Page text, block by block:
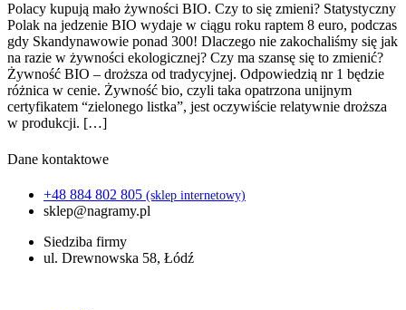
Polacy kupują mało żywności BIO. Czy to się zmieni? Statystyczny
Polak na jedzenie BIO wydaje w ciągu roku raptem 8 euro, podczas
gdy Skandynawowie ponad 300! Dlaczego nie zakochaliśmy się jak
na razie w żywności ekologicznej? Czy ma szansę się to zmienić?
Żywność BIO – droższa od tradycyjnej. Odpowiedzią nr 1 będzie
różnica w cenie. Żywność bio, czyli taka opatrzona unijnym
certyfikatem “zielonego listka”, jest oczywiście relatywnie droższa
w produkcji. […]
Dane kontaktowe
+48 884 802 805 (sklep internetowy)
sklep@nagramy.pl
Siedziba firmy
ul. Drewnowska 58, Łódź